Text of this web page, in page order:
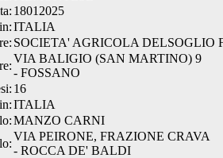
18012025
ITALIA
SOCIETA' AGRICOLA DELSOGLIO
VIA BALIGIO (SAN MARTINO) 9
- FOSSANO
16
ITALIA
MANZO CARNI
VIA PEIRONE, FRAZIONE CRAVA
- ROCCA DE' BALDI